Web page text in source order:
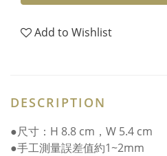
Add to Wishlist
DESCRIPTION
●尺寸：H 8.8 cm，W 5.4 cm
●手工測量誤差值約1~2mm